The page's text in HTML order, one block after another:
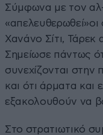
Σύμφωνα με τον αλ-
«απελευθερωθεί»οι
Χανάνο Σίτι,
Σημείωσε πάντως
συνεχίζονται στην
και ότι άρματα και
εξακολουθούν να
Στο στρατιωτικό